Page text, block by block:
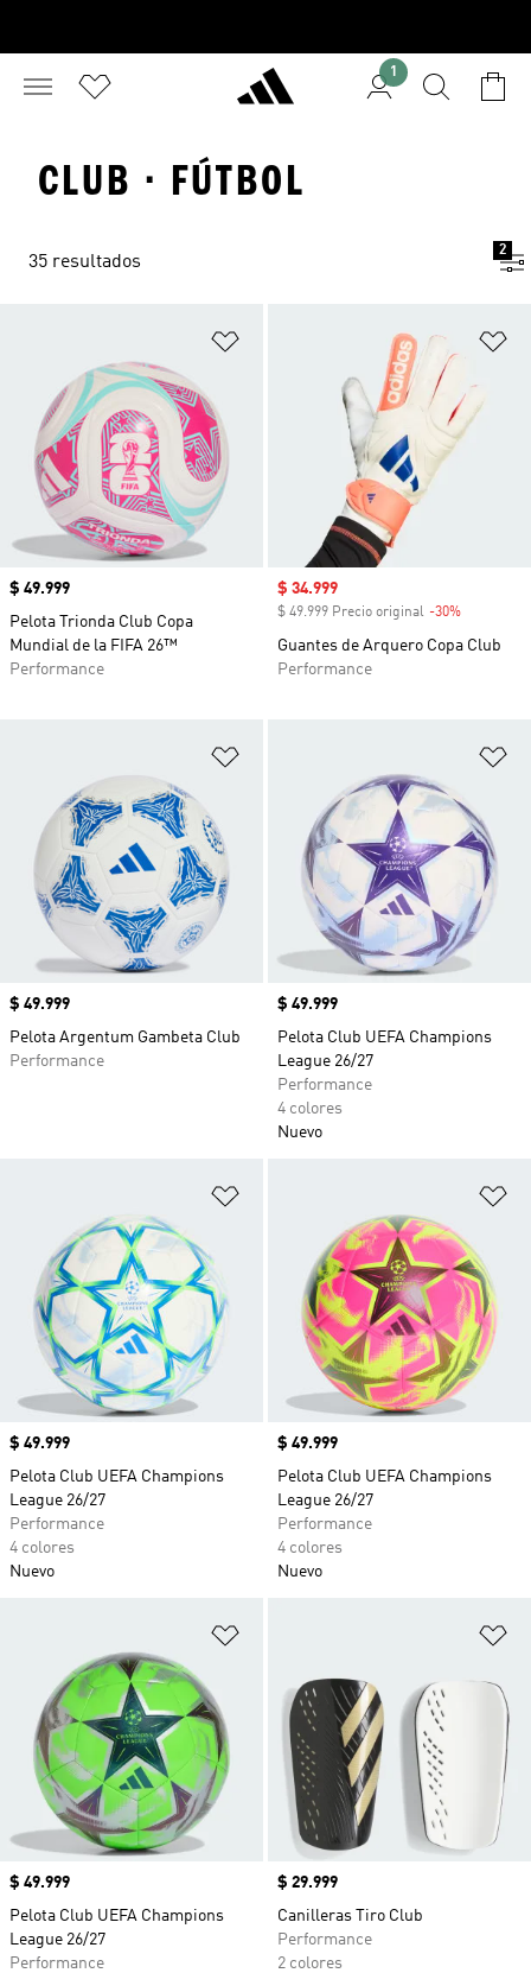
1
CLUB · FÚTBOL
35 resultados
2
Añadir a la lista de deseos
Precio
$ 49.999
Pelota Trionda Club Copa
Mundial de la FIFA 26™
Performance
Precio de venta
$ 34.999
$ 49.999 Precio original -30%
Guantes de Arquero Copa Club
Performance
Precio
$ 49.999
Pelota Argentum Gambeta Club
Performance
Precio
$ 49.999
Pelota Club UEFA Champions
League 26/27
Performance
4 colores
Nuevo
Precio
$ 49.999
Pelota Club UEFA Champions
League 26/27
Performance
4 colores
Nuevo
Precio
$ 49.999
Pelota Club UEFA Champions
League 26/27
Performance
4 colores
Nuevo
Precio
$ 49.999
Pelota Club UEFA Champions
League 26/27
Performance
Precio
$ 29.999
Canilleras Tiro Club
Performance
2 colores